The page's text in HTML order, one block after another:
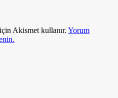
Akismet kullanır. Yorum